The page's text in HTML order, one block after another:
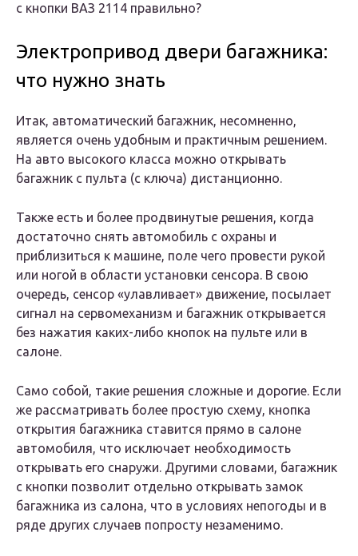
с кнопки ВАЗ 2114 правильно?
Электропривод двери багажника:
что нужно знать
Итак, автоматический багажник, несомненно,
является очень удобным и практичным решением.
На авто высокого класса можно открывать
багажник с пульта (с ключа) дистанционно.
Также есть и более продвинутые решения, когда
достаточно снять автомобиль с охраны и
приблизиться к машине, поле чего провести рукой
или ногой в области установки сенсора. В свою
очередь, сенсор «улавливает» движение, посылает
сигнал на сервомеханизм и багажник открывается
без нажатия каких-либо кнопок на пульте или в
салоне.
Само собой, такие решения сложные и дорогие. Если
же рассматривать более простую схему, кнопка
открытия багажника ставится прямо в салоне
автомобиля, что исключает необходимость
открывать его снаружи. Другими словами, багажник
с кнопки позволит отдельно открывать замок
багажника из салона, что в условиях непогоды и в
ряде других случаев попросту незаменимо.